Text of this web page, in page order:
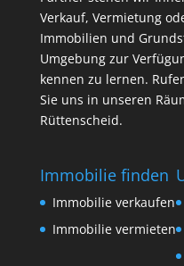
Verkauf, Vermietung
Immobilien und
Umgebung zur
kennen zu lernen.
Sie uns in unseren
Rüttenscheid.
Immobilie finden
Immobilie verkaufen
Immobilie vermieten